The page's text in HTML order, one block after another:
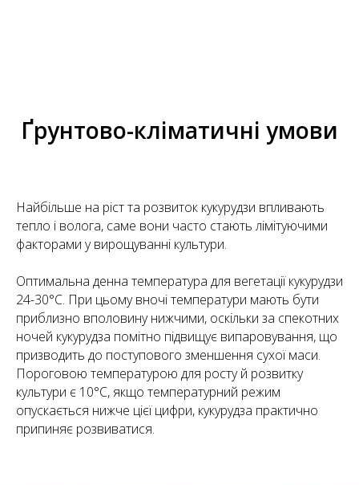
Ґрунтово-кліматичні умови
Найбільше на ріст та розвиток кукурудзи впливають
тепло і волога, саме вони часто стають лімітуючими
факторами у вирощуванні культури.
Оптимальна денна температура для вегетації кукурудзи
24-30°С. При цьому вночі температури мають бути
приблизно вполовину нижчими, оскільки за спекотних
ночей кукурудза помітно підвищує випаровування, що
призводить до поступового зменшення сухої маси.
Пороговою температурою для росту й розвитку
культури є 10°С, якщо температурний режим
опускається нижче цієї цифри, кукурудза практично
припиняє розвиватися.